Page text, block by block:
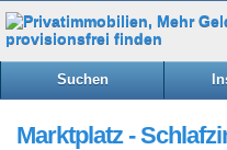
Suchen
Marktplatz -